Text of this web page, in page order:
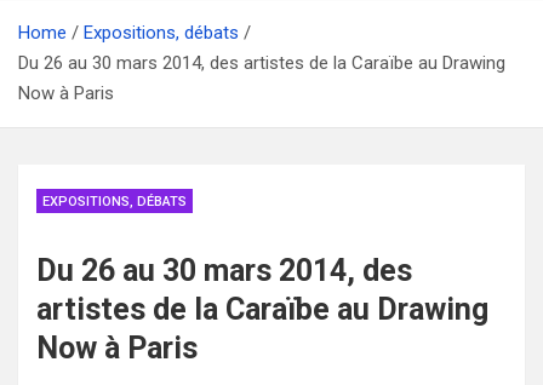
Home
Expositions, débats
Du 26 au 30 mars 2014, des artistes de la Caraïbe au Drawing
Now à Paris
EXPOSITIONS, DÉBATS
Du 26 au 30 mars 2014, des
artistes de la Caraïbe au Drawing
Now à Paris